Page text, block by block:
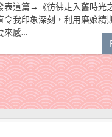
表這篇→《彷彿走入舊時光
令我印象深刻，利用磨娘精
來感…